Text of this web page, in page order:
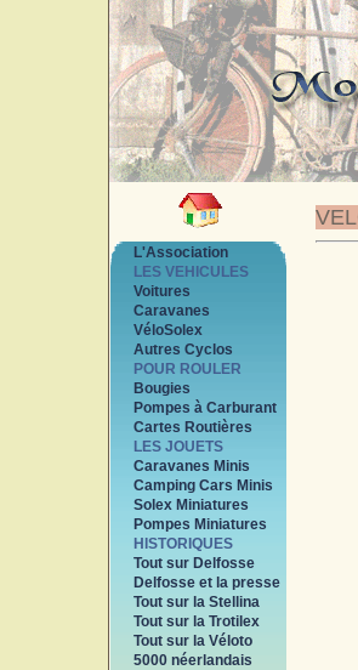
L'Association
LES VEHICULES
Voitures
Caravanes
VéloSolex
Autres Cyclos
POUR ROULER
Bougies
Pompes à Carburant
Cartes Routières
LES JOUETS
Caravanes Minis
Camping Cars Minis
Solex Miniatures
Pompes Miniatures
HISTORIQUES
Tout sur Delfosse
Delfosse et la presse
Tout sur la Stellina
Tout sur la Trotilex
Tout sur la Véloto
5000 néerlandais